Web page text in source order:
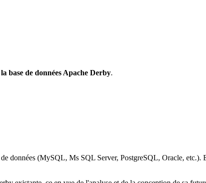
base de données Apache Derby.
données (MySQL, Ms SQL Server, PostgreSQL, Oracle, etc.).